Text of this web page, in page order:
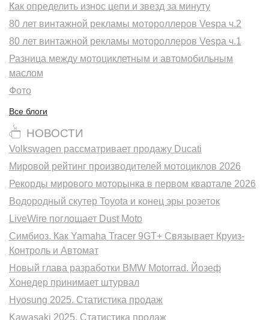
Как определить износ цепи и звезд за минуту
80 лет винтажной рекламы мотороллеров Vespa ч.2
80 лет винтажной рекламы мотороллеров Vespa ч.1
Разница между мотоциклетным и автомобильным
маслом
Фото
Все блоги
НОВОСТИ
Volkswagen рассматривает продажу Ducati
Мировой рейтинг производителей мотоциклов 2026
Рекорды мирового моторынка в первом квартале 2026
Водородный скутер Toyota и конец эры розеток
LiveWire поглощает Dust Moto
Симбиоз. Как Yamaha Tracer 9GT+ Связывает Круиз-
Контроль и Автомат
Новый глава разработки BMW Motorrad. Йозеф
Хонедер принимает штурвал
Hyosung 2025. Статистика продаж
Kawasaki 2025. Статистика продаж